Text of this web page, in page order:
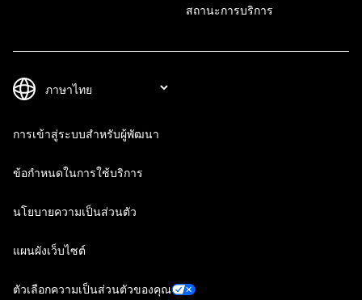
สถานะการบริการ
การเข้าสู่ระบบสำหรับผู้พัฒนา
ข้อกำหนดในการใช้บริการ
นโยบายความเป็นส่วนตัว
แผนผังเว็บไซต์
ตัวเลือกความเป็นส่วนตัวของคุณ